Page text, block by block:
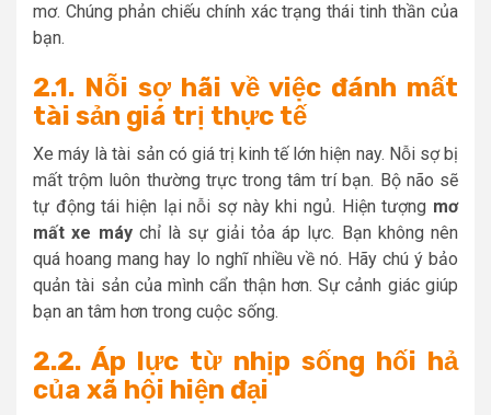
mơ. Chúng phản chiếu chính xác trạng thái tinh thần của
bạn.
2.1. Nỗi sợ hãi về việc đánh mất
tài sản giá trị thực tế
Xe máy là tài sản có giá trị kinh tế lớn hiện nay. Nỗi sợ bị
mất trộm luôn thường trực trong tâm trí bạn. Bộ não sẽ
tự động tái hiện lại nỗi sợ này khi ngủ. Hiện tượng mơ
mất xe máychỉ là sự giải tỏa áp lực. Bạn không nên
quá hoang mang hay lo nghĩ nhiều về nó. Hãy chú ý bảo
quản tài sản của mình cẩn thận hơn. Sự cảnh giác giúp
bạn an tâm hơn trong cuộc sống.
2.2. Áp lực từ nhịp sống hối hả
của xã hội hiện đại